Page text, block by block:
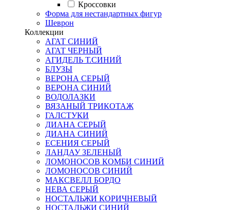
Кроссовки
Форма для нестандартных фигур
Шеврон
Коллекции
АГАТ СИНИЙ
АГАТ ЧЕРНЫЙ
АГИДЕЛЬ Т.СИНИЙ
БЛУЗЫ
ВЕРОНА СЕРЫЙ
ВЕРОНА СИНИЙ
ВОДОЛАЗКИ
ВЯЗАНЫЙ ТРИКОТАЖ
ГАЛСТУКИ
ДИАНА СЕРЫЙ
ДИАНА СИНИЙ
ЕСЕНИЯ СЕРЫЙ
ЛАНДАУ ЗЕЛЕНЫЙ
ЛОМОНОСОВ КОМБИ СИНИЙ
ЛОМОНОСОВ СИНИЙ
МАКСВЕЛЛ БОРДО
НЕВА СЕРЫЙ
НОСТАЛЬЖИ КОРИЧНЕВЫЙ
НОСТАЛЬЖИ СИНИЙ